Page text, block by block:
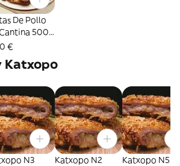
De Pollo
500
€
Katxopo
N3
Katxopo N2
Katxopo N5